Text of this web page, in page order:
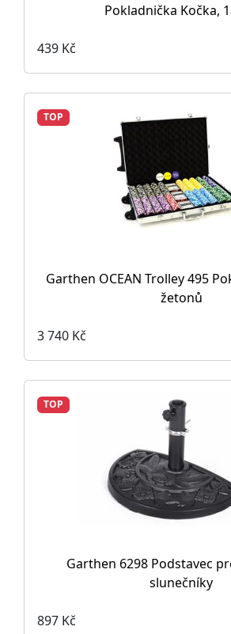
Pokladnička Kočka,
439 Kč
TOP
Garthen OCEAN Trolley 495
žetonů
3 740 Kč
TOP
Garthen 6298 Podstavec
slunečníky
897 Kč